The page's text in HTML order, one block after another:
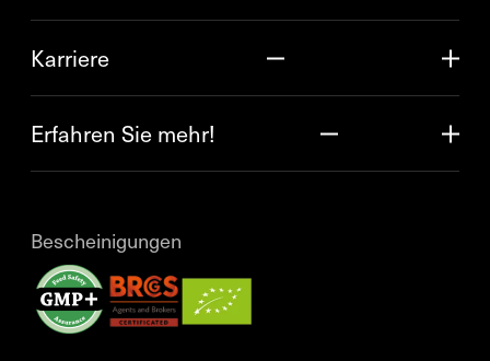
Karriere
Erfahren Sie mehr!
Bescheinigungen